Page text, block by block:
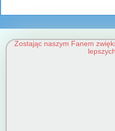
Zostając naszym Fanem